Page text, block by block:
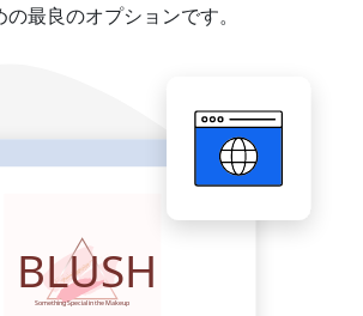
の最良のオプションです。